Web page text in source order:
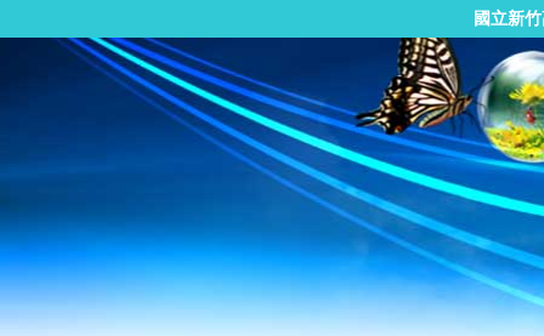
國立新